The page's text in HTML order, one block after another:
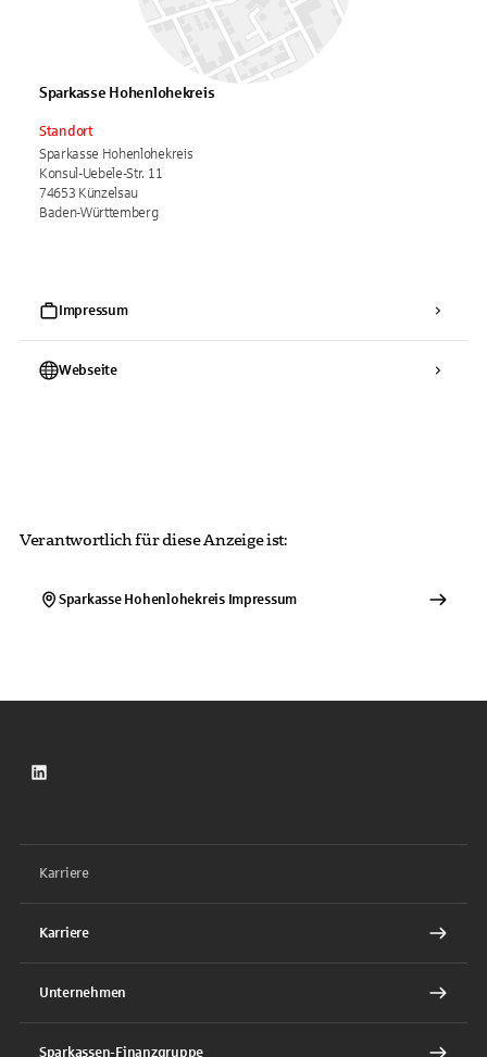
Sparkasse Hohenlohekreis
Standort
Sparkasse Hohenlohekreis
Konsul-Uebele-Str. 11
74653 Künzelsau
Baden-Württemberg
Impressum
Webseite
Verantwortlich für diese Anzeige ist:
Sparkasse HohenlohekreisImpressum
LinkedIn
Karriere
Karriere
Unternehmen
Sparkassen-Finanzgruppe